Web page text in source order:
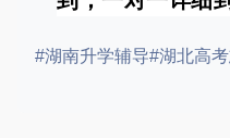
#湖南升学辅导#湖北高